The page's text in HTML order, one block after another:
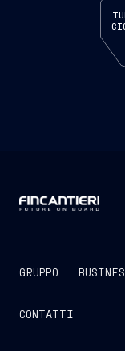
GRUPPO
CONTATTI